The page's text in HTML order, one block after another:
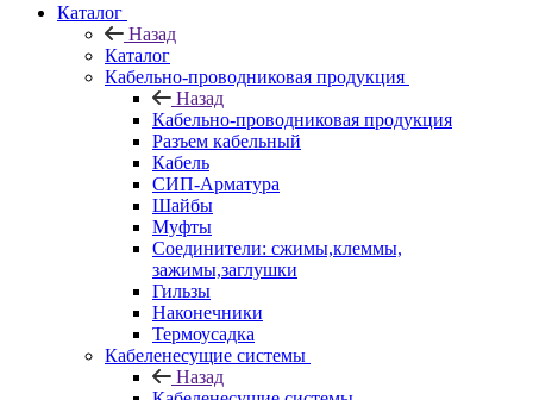
Каталог
Назад
Каталог
Кабельно-проводниковая продукция
Назад
Кабельно-проводниковая продукция
Разъем кабельный
Кабель
СИП-Арматура
Шайбы
Муфты
Соединители: сжимы,клеммы,
зажимы,заглушки
Гильзы
Наконечники
Термоусадка
Кабеленесущие системы
Назад